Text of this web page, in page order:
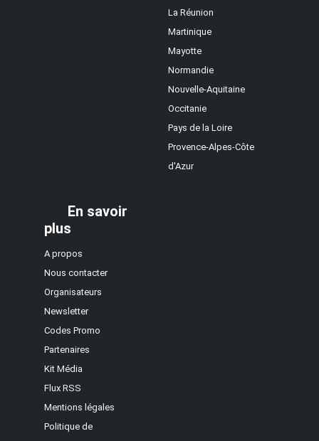
La Réunion
Martinique
Mayotte
Normandie
Nouvelle-Aquitaine
Occitanie
Pays de la Loire
Provence-Alpes-Côte
d'Azur
En savoir
plus
A propos
Nous contacter
Organisateurs
Newsletter
Codes Promo
Partenaires
Kit Média
Flux RSS
Mentions légales
Politique de